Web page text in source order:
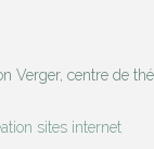
Verger, centre de
sites internet